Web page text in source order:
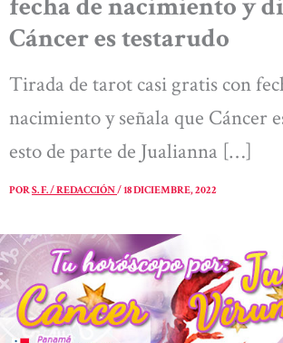
Cáncer es testarudo
Tirada de tarot casi gratis con
nacimiento y señala que Cáncer
esto de parte de Jualianna […]
PORS. F. / REDACCIÓN/18 DICIEMBRE, 2022